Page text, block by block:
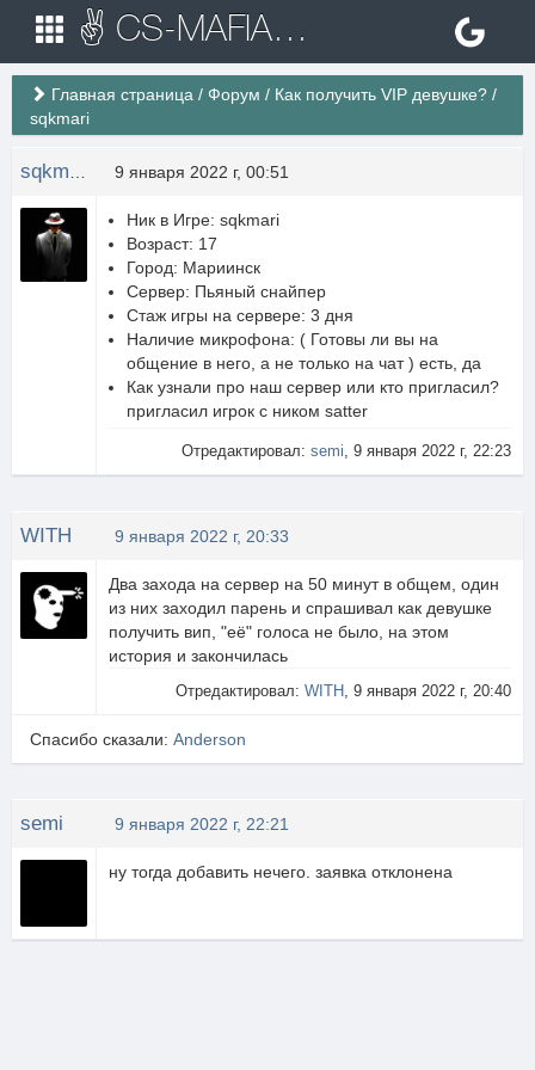
✌ CS-MAFIA.RU ✌ Игровые сервера Counter Strike 1.6
Главная страница / Форум / Как получить VIP девушке? /
sqkmari
9 января 2022 г, 00:51
Ник в Игре: sqkmari
Возраст: 17
Город: Мариинск
Сервер: Пьяный снайпер
Стаж игры на сервере: 3 дня
Наличие микрофона: ( Готовы ли вы на
общение в него, а не только на чат ) есть, да
Как узнали про наш сервер или кто пригласил?
пригласил игрок с ником satter
Отредактировал: semi, 9 января 2022 г, 22:23
WITH 9 января 2022 г, 20:33
Два захода на сервер на 50 минут в общем, один
из них заходил парень и спрашивал как девушке
получить вип, "её" голоса не было, на этом
история и закончилась
Отредактировал: WITH , 9 января 2022 г, 20:40
Спасибо сказали: Anderson
semi 9 января 2022 г, 22:21
ну тогда добавить нечего. заявка отклонена